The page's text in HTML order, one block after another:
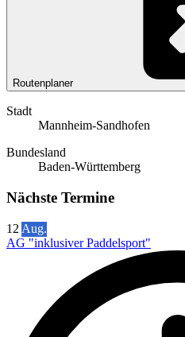
Routenplaner
Stadt
Mannheim-Sandhofen
Bundesland
Baden-Württemberg
Nächste Termine
12 Aug.
AG "inklusiver Paddelsport"